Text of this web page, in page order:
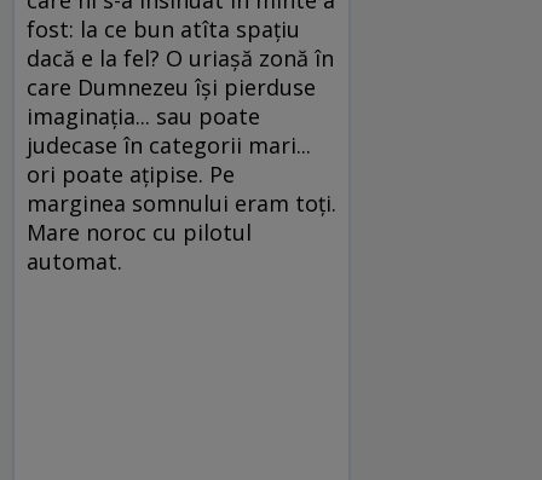
fost: la ce bun atîta spațiu
dacă e la fel? O uriașă zonă în
care Dumnezeu își pierduse
imaginația... sau poate
judecase în categorii mari...
ori poate ațipise. Pe
marginea somnului eram toți.
Mare noroc cu pilotul
automat.